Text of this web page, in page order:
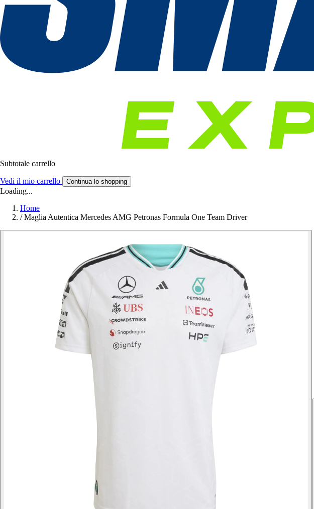
Subtotale carrello
Vedi il mio carrello Continua lo shopping
Loading...
Home
/ Maglia Autentica Mercedes AMG Petronas Formula One Team Driver